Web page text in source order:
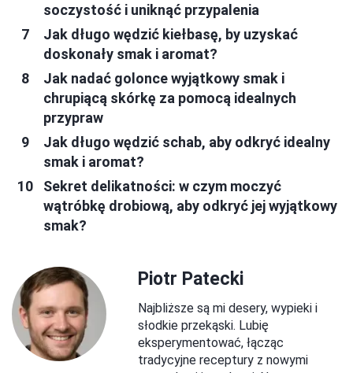
soczystość i uniknąć przypalenia
Jak długo wędzić kiełbasę, by uzyskać
doskonały smak i aromat?
Jak nadać golonce wyjątkowy smak i
chrupiącą skórkę za pomocą idealnych
przypraw
Jak długo wędzić schab, aby odkryć idealny
smak i aromat?
Sekret delikatności: w czym moczyć
wątróbkę drobiową, aby odkryć jej wyjątkowy
smak?
Piotr Patecki
Najbliższe są mi desery, wypieki i
słodkie przekąski. Lubię
eksperymentować, łącząc
tradycyjne receptury z nowymi